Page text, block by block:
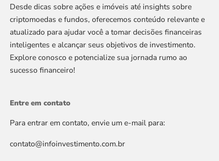
Desde dicas sobre ações e imóveis até insights sobre
criptomoedas e fundos, oferecemos conteúdo relevante e
atualizado para ajudar você a tomar decisões financeiras
inteligentes e alcançar seus objetivos de investimento.
Explore conosco e potencialize sua jornada rumo ao
sucesso financeiro!
Entre em contato
Para entrar em contato, envie um e-mail para:
contato@infoinvestimento.com.br